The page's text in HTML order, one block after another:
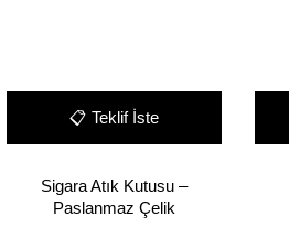
📋 Teklif İste
Sigara Atık Kutusu –
Paslanmaz Çelik